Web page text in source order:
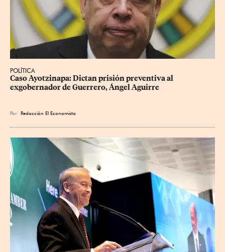
POLÍTICA
Caso Ayotzinapa: Dictan prisión preventiva al
exgobernador de Guerrero, Ángel Aguirre
Por Redacción El Economista